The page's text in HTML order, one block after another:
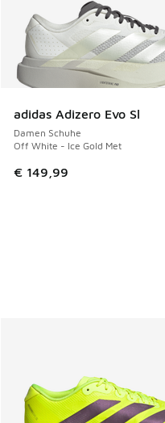
adidas Adizero Evo Sl
Damen Schuhe
Off White - Ice Gold Met
€ 149,99